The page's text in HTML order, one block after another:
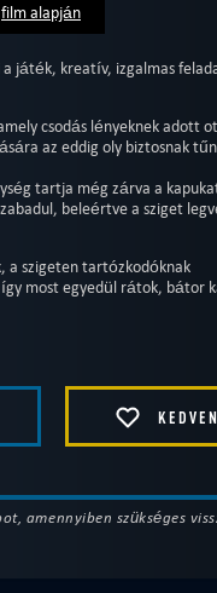
film alapján
játék, kreatív, izgalmas
csodás lényeknek adott
az eddig oly biztosnak
tartja még zárva a
beleértve a sziget
a szigeten tartózkodóknak
most egyedül rátok, bátor
amennyiben szükséges